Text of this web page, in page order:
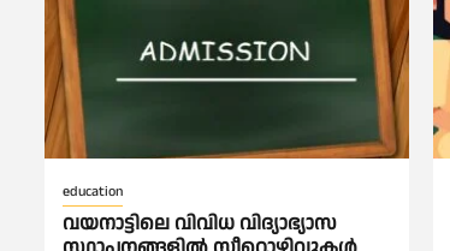
education
വയനാട്ടിലെ വിവിധ വിദ്യാഭ്യാസ